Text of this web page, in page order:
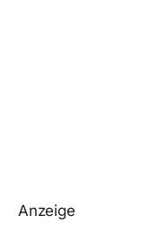
Anzeige